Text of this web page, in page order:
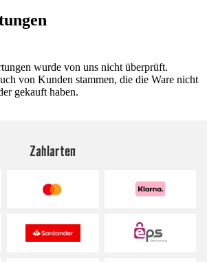
wurde von uns nicht überprüft.
von Kunden stammen, die die Ware nicht
gekauft haben.
Zahlarten